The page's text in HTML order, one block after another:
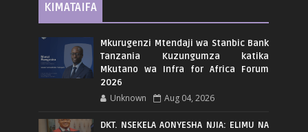
KIMATAIFA
Mkurugenzi Mtendaji wa Stanbic Bank
Tanzania Kuzungumza katika
Mkutano wa Infra for Africa Forum
2026
Unknown Aug 04, 2026
DKT. NSEKELA AONYESHA NJIA: ELIMU NA